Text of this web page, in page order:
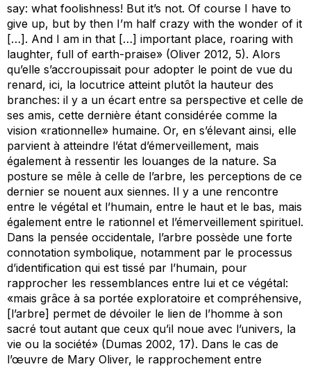
say: what foolishness! But it’s not. Of course I have to
give up, but by then I’m half crazy with the wonder of it
[…]. And I am in that […] important place, roaring with
laughter, full of earth-praise» (Oliver 2012, 5). Alors
qu’elle s’accroupissait pour adopter le point de vue du
renard, ici, la locutrice atteint plutôt la hauteur des
branches: il y a un écart entre sa perspective et celle de
ses amis, cette dernière étant considérée comme la
vision «rationnelle» humaine. Or, en s’élevant ainsi, elle
parvient à atteindre l’état d’émerveillement, mais
également à ressentir les louanges de la nature. Sa
posture se mêle à celle de l’arbre, les perceptions de ce
dernier se nouent aux siennes. Il y a une rencontre
entre le végétal et l’humain, entre le haut et le bas, mais
également entre le rationnel et l’émerveillement spirituel.
Dans la pensée occidentale, l’arbre possède une forte
connotation symbolique, notamment par le processus
d’identification qui est tissé par l’humain, pour
rapprocher les ressemblances entre lui et ce végétal:
«mais grâce à sa portée exploratoire et compréhensive,
[l’arbre] permet de dévoiler le lien de l’homme à son
sacré tout autant que ceux qu’il noue avec l’univers, la
vie ou la société» (Dumas 2002, 17). Dans le cas de
l’œuvre de Mary Oliver, le rapprochement entre